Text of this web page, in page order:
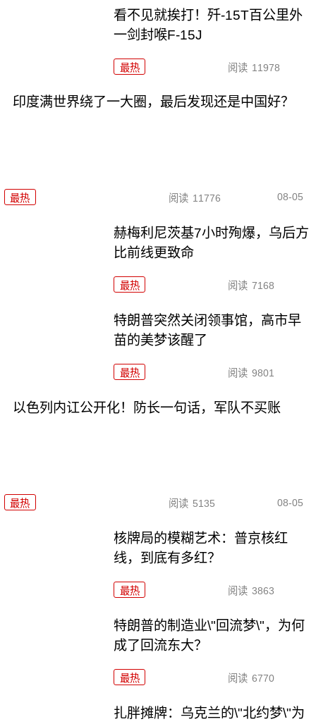
看不见就挨打！歼-15T百公里外
一剑封喉F-15J
最热 阅读 11978
印度满世界绕了一大圈，最后发现还是中国好？
最热 阅读 11776 08-05
赫梅利尼茨基7小时殉爆，乌后方
比前线更致命
最热 阅读 7168
特朗普突然关闭领事馆，高市早
苗的美梦该醒了
最热 阅读 9801
以色列内讧公开化！防长一句话，军队不买账
最热 阅读 5135 08-05
核牌局的模糊艺术：普京核红
线，到底有多红？
最热 阅读 3863
特朗普的制造业\"回流梦\"，为何
成了回流东大？
最热 阅读 6770
扎胖摊牌：乌克兰的\"北约梦\"为